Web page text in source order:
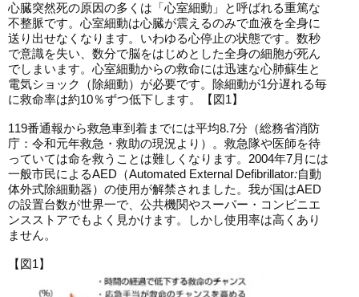
心臓突然死の原因の多くは「心室細動」と呼ばれる重篤な
不整脈です。心室細動は心臓が震えるのみで血液を全身に
送り出せなくなります。いわゆる心停止の状態です。数秒
で意識を失い、数分で脳をはじめとした全身の細胞が死ん
でしまいます。心室細動からの救命には迅速な心肺蘇生と
電気ショック（除細動）が必要です。除細動が1分遅れる毎
に救命率は約10％ずつ低下します。【図1】
119番通報から救急車到着までには平均8.7分（総務省消防
庁：令和元年救急・救助の現況より）。救急隊や医師を待
っていては命を救うことは難しくなります。2004年7月には
一般市民によるAED（Automated External Defibrillator:自動
体外式除細動器）の使用が解禁されました。我が国はAED
の設置台数が世界一で、公共機関やスーパー・コンビニエ
ンスストアでもよく見かけます。しかし使用率は高くあり
ません。
【図1】